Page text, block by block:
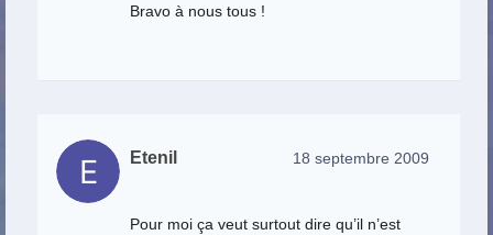
Bravo à nous tous !
Etenil 18 septembre 2009
Pour moi ça veut surtout dire qu’il n’est